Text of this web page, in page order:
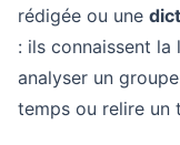
rédigée ou une
: ils connaissent la
analyser un
temps ou relire un